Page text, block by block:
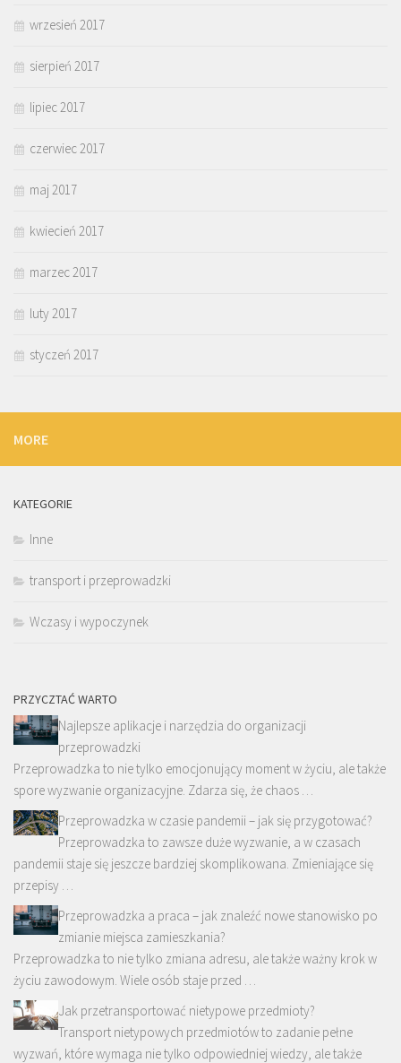
wrzesień 2017
sierpień 2017
lipiec 2017
czerwiec 2017
maj 2017
kwiecień 2017
marzec 2017
luty 2017
styczeń 2017
MORE
KATEGORIE
Inne
transport i przeprowadzki
Wczasy i wypoczynek
PRZYCZTAĆ WARTO
Najlepsze aplikacje i narzędzia do organizacji
przeprowadzki
Przeprowadzka to nie tylko emocjonujący moment w życiu, ale także
spore wyzwanie organizacyjne. Zdarza się, że chaos …
Przeprowadzka w czasie pandemii – jak się przygotować?
Przeprowadzka to zawsze duże wyzwanie, a w czasach
pandemii staje się jeszcze bardziej skomplikowana. Zmieniające się
przepisy …
Przeprowadzka a praca – jak znaleźć nowe stanowisko po
zmianie miejsca zamieszkania?
Przeprowadzka to nie tylko zmiana adresu, ale także ważny krok w
życiu zawodowym. Wiele osób staje przed …
Jak przetransportować nietypowe przedmioty?
Transport nietypowych przedmiotów to zadanie pełne
wyzwań, które wymaga nie tylko odpowiedniej wiedzy, ale także